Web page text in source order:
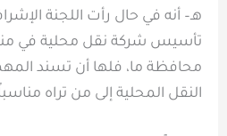
هـ– أنه في حال رأت اللجنة
تأسيس شركة نقل محلية في
محافظة ما، فلها أن تسند
النقل المحلية إلى من تراه